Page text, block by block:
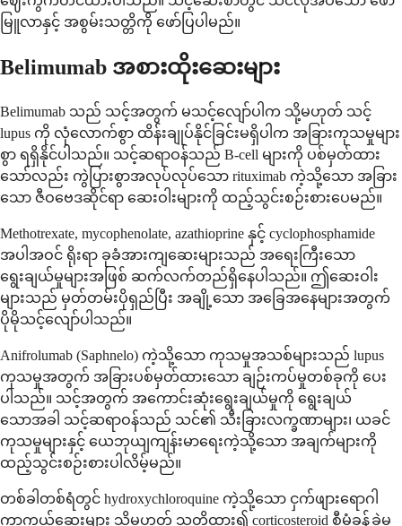
မြူလာနှင့် အစွမ်းသတ္တိကို ဖော်ပြပါမည်။
Belimumab အစားထိုးဆေးများ
Belimumab သည် သင့်အတွက် မသင့်လျော်ပါက သို့မဟုတ် သင့်
lupus ကို လုံလောက်စွာ ထိန်းချုပ်နိုင်ခြင်းမရှိပါက အခြားကုသမှုများ
စွာ ရရှိနိုင်ပါသည်။ သင့်ဆရာဝန်သည် B-cell များကို ပစ်မှတ်ထား
သော်လည်း ကွဲပြားစွာအလုပ်လုပ်သော rituximab ကဲ့သို့သော အခြား
သော ဇီဝဗေဒဆိုင်ရာ ဆေးဝါးများကို ထည့်သွင်းစဉ်းစားပေမည်။
Methotrexate, mycophenolate, azathioprine နှင့် cyclophosphamide
အပါအဝင် ရိုးရာ ခုခံအားကျဆေးများသည် အရေးကြီးသော
ရွေးချယ်မှုများအဖြစ် ဆက်လက်တည်ရှိနေပါသည်။ ဤဆေးဝါး
များသည် မှတ်တမ်းပိုရှည်ပြီး အချို့သော အခြေအနေများအတွက်
ပိုမိုသင့်လျော်ပါသည်။
Anifrolumab (Saphnelo) ကဲ့သို့သော ကုသမှုအသစ်များသည် lupus
ကုသမှုအတွက် အခြားပစ်မှတ်ထားသော ချဉ်းကပ်မှုတစ်ခုကို ပေး
ပါသည်။ သင့်အတွက် အကောင်းဆုံးရွေးချယ်မှုကို ရွေးချယ်
သောအခါ သင့်ဆရာဝန်သည် သင်၏ သီးခြားလက္ခဏာများ၊ ယခင်
ကုသမှုများနှင့် ယေဘုယျကျန်းမာရေးကဲ့သို့သော အချက်များကို
ထည့်သွင်းစဉ်းစားပါလိမ့်မည်။
တစ်ခါတစ်ရံတွင် hydroxychloroquine ကဲ့သို့သော ငှက်ဖျားရောဂါ
ကာကွယ်ဆေးများ သို့မဟုတ် သတိထား၍ corticosteroid စီမံခန့်ခွဲမှု